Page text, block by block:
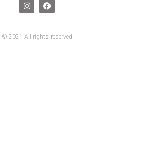
© 2021 All rights reserved